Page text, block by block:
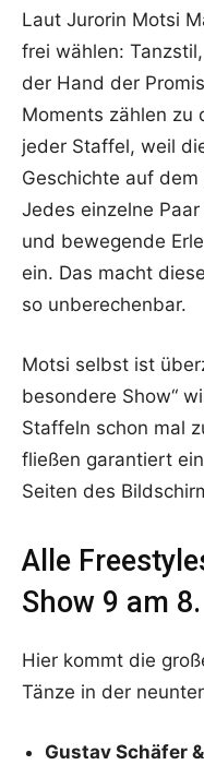
Laut Jurorin Motsi
frei wählen:
der Hand der
Moments zählen zu
jeder Staffel, weil
Geschichte auf
Jedes einzelne
und bewegende
ein. Das macht
so unberechenbar.
Motsi selbst ist
besondere Show“
Staffeln schon mal
fließen garantiert
Seiten des
Alle
Show 9 am
Hier kommt die
Tänze in der
Gustav Schäfer